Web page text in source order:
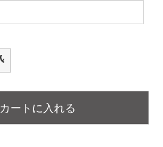
カートに入れる